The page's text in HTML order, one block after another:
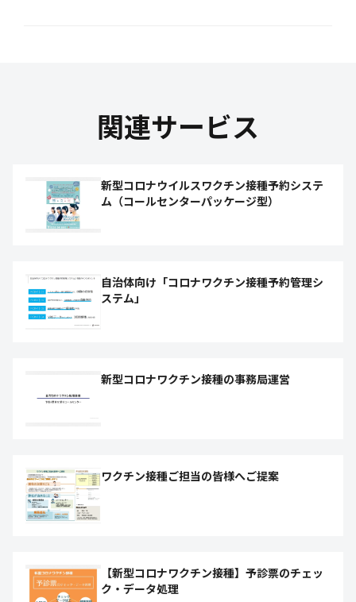
関連サービス
新型コロナウイルスワクチン接種予約システ
ム（コールセンターパッケージ型）
自治体向け「コロナワクチン接種予約管理シ
ステム」
新型コロナワクチン接種の事務局運営
ワクチン接種ご担当の皆様へご提案
【新型コロナワクチン接種】予診票のチェッ
ク・データ処理